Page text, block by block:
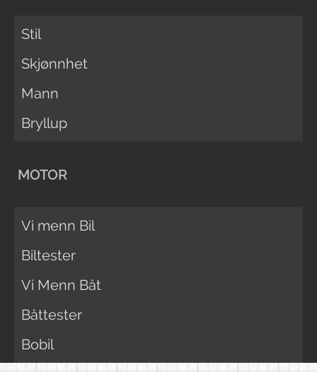
Stil
Skjønnhet
Mann
Bryllup
MOTOR
Vi menn Bil
Biltester
Vi Menn Båt
Båttester
Bobil